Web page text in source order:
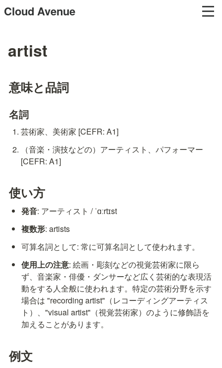
Cloud Avenue
artist
意味と品詞
名詞
芸術家、美術家 [CEFR: A1]
（音楽・演技などの）アーティスト、パフォーマー
[CEFR: A1]
使い方
発音: アーティスト / ˈɑːrtɪst
複数形: artists
可算名詞として: 常に可算名詞として使われます。
使用上の注意: 絵画・彫刻などの視覚芸術家に限ら
ず、音楽家・俳優・ダンサーなど広く芸術的な表現活
動をする人全般に使われます。特定の芸術分野を示す
場合は "recording artist"（レコーディングアーティス
ト）、"visual artist"（視覚芸術家）のように修飾語を
加えることがあります。
例文